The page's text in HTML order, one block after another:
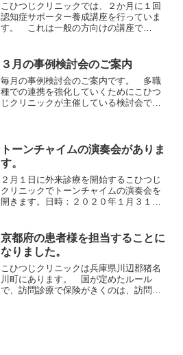
こひつじクリニックでは、２か月に１回
認知症サポーター養成講座を行っていま
す。 これは一般の方向けの講座で
ポートできるように。 そして、認知症
の方が地域で安心して暮らして...
３月の事例検討会のご案内
毎月の事例検討会のご案内です。 多職
種での連携を強化していくためにこひつ
じクリニックが主催している検討会で
中心に集まっていただいてい...
トーンチャイムの演奏会がありま
す。
２月１日に外来診療を開始するこひつじ
クリニックでトーンチャイムの演奏会を
開きます。日時：２０２０年１月３１日
尻９ー１０） 待合室こひつじクリニッ
クへの行き方...
京都府の患者様を担当することに
なりました。
こひつじクリニックは兵庫県川辺郡猪名
川町にあります。 国が定めたルール
で、訪問診療で保険がきくのは、訪問先